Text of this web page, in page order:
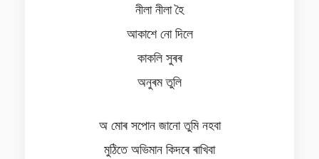
নীলা নীলা হৈ
আকাশে নো দিলে
কাকলি সুৰৰ
অনুৰম তুলি
অ মোৰ সপোন জানো তুমি নহবা
মুঠিতে অভিমান কিদৰে ৰাখিবা